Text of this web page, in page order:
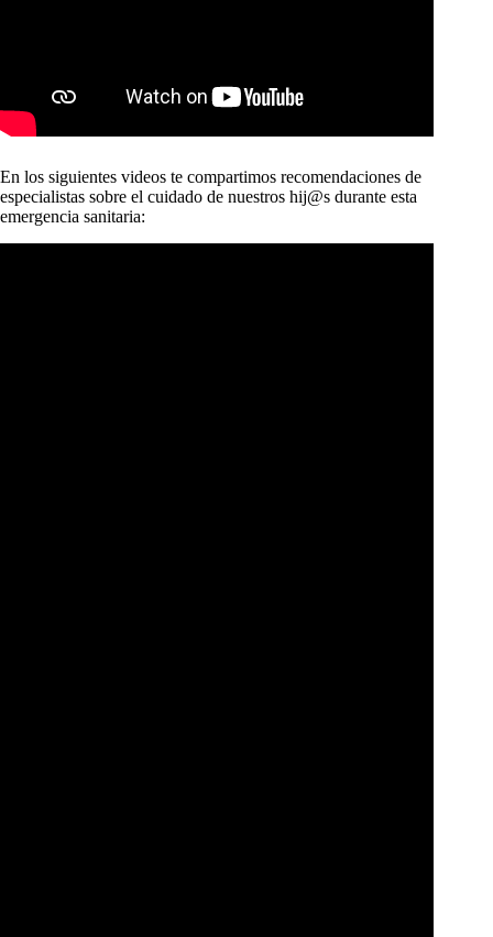
En los siguientes videos te compartimos recomendaciones de
especialistas sobre el cuidado de nuestros hij@s durante esta
emergencia sanitaria: